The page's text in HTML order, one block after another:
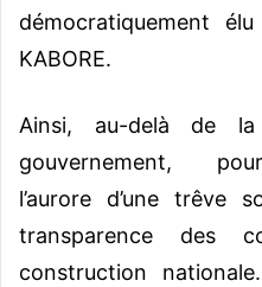
démocratiquement
KABORE.
Ainsi, au-delà de
gouvernement,
l’aurore d’une trêve
transparence des
construction